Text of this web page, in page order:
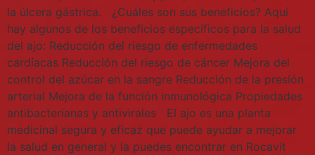
la úlcera gástrica. ¿Cuáles son sus beneficios? Aquí
hay algunos de los beneficios específicos para la salud
del ajo: Reducción del riesgo de enfermedades
cardíacas Reducción del riesgo de cáncer Mejora del
control del azúcar en la sangre Reducción de la presión
arterial Mejora de la función inmunológica Propiedades
antibacterianas y antivirales El ajo es una planta
medicinal segura y eficaz que puede ayudar a mejorar
la salud en general y la puedes encontrar en Rocavit